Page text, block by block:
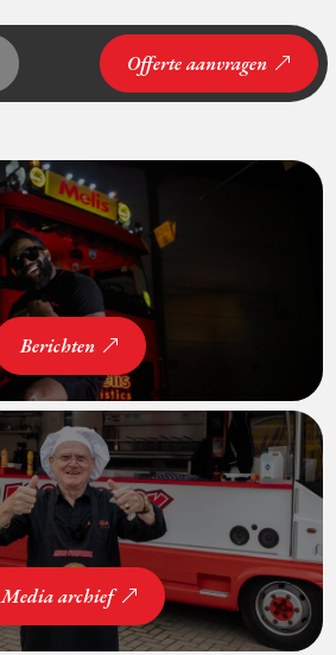
Offerte aanvragen
Berichten
Media archief